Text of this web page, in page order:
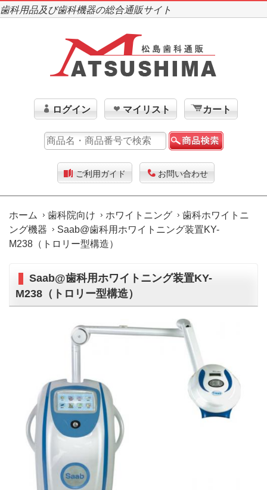
歯科用品及び歯科機器の総合通販サイト
ログイン マイリスト カート
ご利用ガイド お問い合わせ
ホーム 歯科院向け ホワイトニング
歯科ホワイトニ
ング機器
Saab@歯科用ホワイトニング装置KY-
M238（トロリー型構造）
Saab@歯科用ホワイトニング装置KY-
M238（トロリー型構造）